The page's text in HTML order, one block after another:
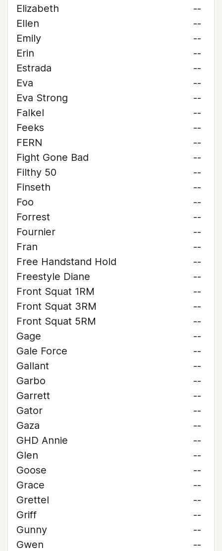
Elizabeth
--
Ellen
--
Emily
--
Erin
--
Estrada
--
Eva
--
Eva Strong
--
Falkel
--
Feeks
--
FERN
--
Fight Gone Bad
--
Filthy 50
--
Finseth
--
Foo
--
Forrest
--
Fournier
--
Fran
--
Free Handstand Hold
--
Freestyle Diane
--
Front Squat 1RM
--
Front Squat 3RM
--
Front Squat 5RM
--
Gage
--
Gale Force
--
Gallant
--
Garbo
--
Garrett
--
Gator
--
Gaza
--
GHD Annie
--
Glen
--
Goose
--
Grace
--
Grettel
--
Griff
--
Gunny
--
Gwen
--